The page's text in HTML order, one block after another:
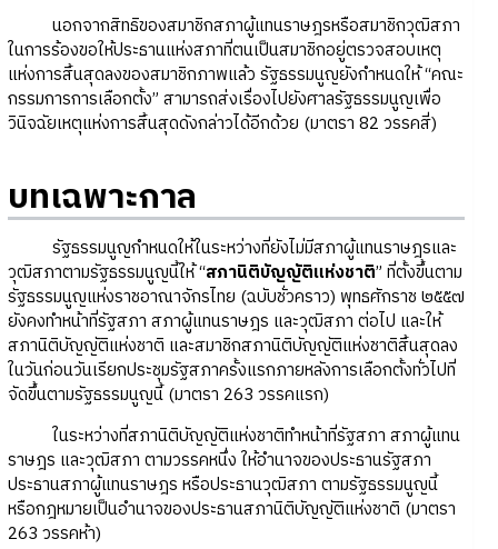
นอกจากสิทธิของสมาชิกสภาผู้แทนราษฎรหรือสมาชิกวุฒิสภา
ในการร้องขอให้ประธานแห่งสภาที่ตนเป็นสมาชิกอยู่ตรวจสอบเหตุ
แห่งการสิ้นสุดลงของสมาชิกภาพแล้ว รัฐธรรมนูญยังกำหนดให้ “คณะ
กรรมการการเลือกตั้ง” สามารถส่งเรื่องไปยังศาลรัฐธรรมนูญเพื่อ
วินิจฉัยเหตุแห่งการสิ้นสุดดังกล่าวได้อีกด้วย (มาตรา 82 วรรคสี่)
บทเฉพาะกาล
รัฐธรรมนูญกำหนดให้ในระหว่างที่ยังไม่มีสภาผู้แทนราษฎรและ
วุฒิสภาตามรัฐธรรมนูญนี้ให้ “สภานิติบัญญัติแห่งชาติ” ที่ตั้งขึ้นตาม
รัฐธรรมนูญแห่งราชอาณาจักรไทย (ฉบับชั่วคราว) พุทธศักราช ๒๕๕๗
ยังคงทำหน้าที่รัฐสภา สภาผู้แทนราษฎร และวุฒิสภา ต่อไป และให้
สภานิติบัญญัติแห่งชาติ และสมาชิกสภานิติบัญญัติแห่งชาติสิ้นสุดลง
ในวันก่อนวันเรียกประชุมรัฐสภาครั้งแรกภายหลังการเลือกตั้งทั่วไปที่
จัดขึ้นตามรัฐธรรมนูญนี้ (มาตรา 263 วรรคแรก)
ในระหว่างที่สภานิติบัญญัติแห่งชาติทำหน้าที่รัฐสภา สภาผู้แทน
ราษฎร และวุฒิสภา ตามวรรคหนึ่ง ให้อำนาจของประธานรัฐสภา
ประธานสภาผู้แทนราษฎร หรือประธานวุฒิสภา ตามรัฐธรรมนูญนี้
หรือกฎหมายเป็นอำนาจของประธานสภานิติบัญญัติแห่งชาติ (มาตรา
263 วรรคห้า)